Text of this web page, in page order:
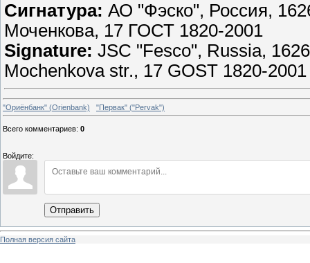
Сигнатура: АО "Фэско", Россия,
Моченкова, 17 ГОСТ 1820-2001
Signature: JSC "Fesco", Russia,
Mochenkova str., 17 GOST 1820-2001
"Ориёнбанк" (Orienbank) "Первак" ("Pervak")
Всего комментариев: 0
Войдите:
Отправить
Полная версия сайта